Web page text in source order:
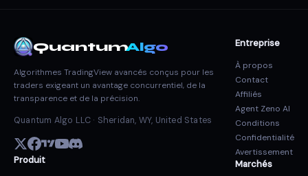
QuantumAlgo
Algorithmes TradingView avancés conçus pour les
traders exigeant un avantage concurrentiel, de la
transparence et de la précision.
Quantum Algo LLC · Sheridan, WY, United States
Produit
Entreprise
À propos
Contact
Affiliés
Agent Zeno AI
Conditions
Confidentialité
Avertissement
Marchés